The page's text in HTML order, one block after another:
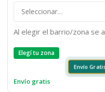
Al elegir el barrio/zona se
Elegí tu zona
Envío
Envío gratis